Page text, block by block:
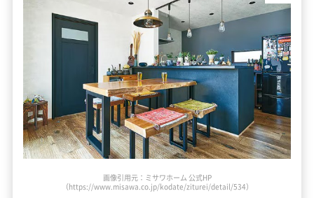
画像引用元：ミサワホーム 公式HP
（https://www.misawa.co.jp/kodate/ziturei/detail/534）